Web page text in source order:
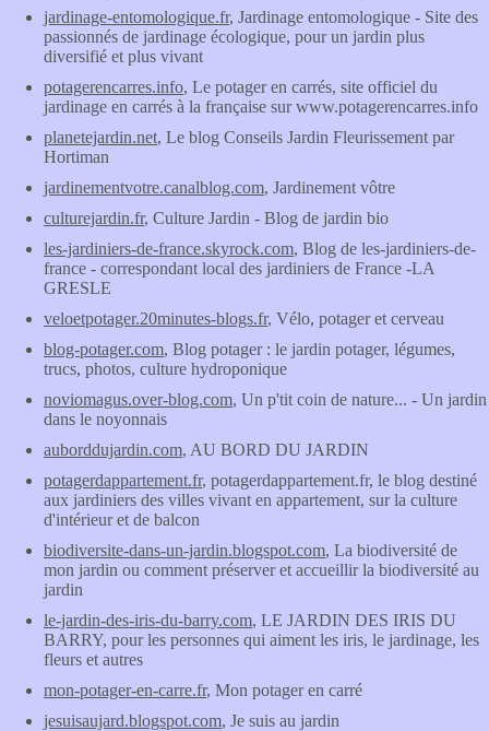
jardinage-entomologique.fr, Jardinage entomologique - Site des
passionnés de jardinage écologique, pour un jardin plus
diversifié et plus vivant
potagerencarres.info, Le potager en carrés, site officiel du
jardinage en carrés à la française sur www.potagerencarres.info
planetejardin.net, Le blog Conseils Jardin Fleurissement par
Hortiman
jardinementvotre.canalblog.com, Jardinement vôtre
culturejardin.fr, Culture Jardin - Blog de jardin bio
les-jardiniers-de-france.skyrock.com, Blog de les-jardiniers-de-
france - correspondant local des jardiniers de France -LA
GRESLE
veloetpotager.20minutes-blogs.fr, Vélo, potager et cerveau
blog-potager.com, Blog potager : le jardin potager, légumes,
trucs, photos, culture hydroponique
noviomagus.over-blog.com, Un p'tit coin de nature... - Un jardin
dans le noyonnais
auborddujardin.com, AU BORD DU JARDIN
potagerdappartement.fr, potagerdappartement.fr, le blog destiné
aux jardiniers des villes vivant en appartement, sur la culture
d'intérieur et de balcon
biodiversite-dans-un-jardin.blogspot.com, La biodiversité de
mon jardin ou comment préserver et accueillir la biodiversité au
jardin
le-jardin-des-iris-du-barry.com, LE JARDIN DES IRIS DU
BARRY, pour les personnes qui aiment les iris, le jardinage, les
fleurs et autres
mon-potager-en-carre.fr, Mon potager en carré
jesuisaujard.blogspot.com, Je suis au jardin